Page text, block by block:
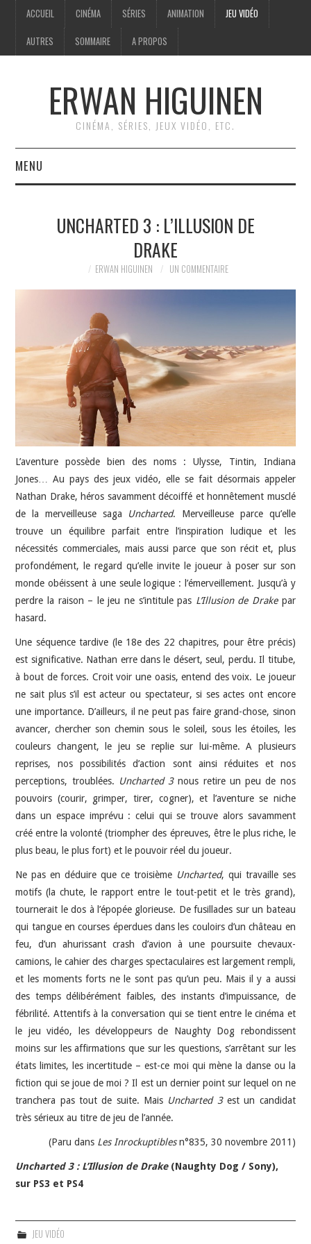
ACCUEIL CINÉMA SÉRIES ANIMATION JEU VIDÉO
AUTRES SOMMAIRE A PROPOS
ERWAN HIGUINEN
CINÉMA, SÉRIES, JEUX VIDÉO, ETC.
MENU
CINÉMA
JEU VIDÉO
AUTRES
SOMMAIRE
A PROPOS
UNCHARTED 3 : L’ILLUSION DE
DRAKE
ERWAN HIGUINEN UN COMMENTAIRE
L’aventure possède bien des noms : Ulysse, Tintin, Indiana
Jones… Au pays des jeux vidéo, elle se fait désormais appeler
Nathan Drake, héros savamment décoiffé et honnêtement musclé
de la merveilleuse saga
Uncharted. Merveilleuse parce qu’elle
trouve un équilibre parfait entre l’inspiration ludique et les
nécessités commerciales, mais aussi parce que son récit et, plus
profondément, le regard qu’elle invite le joueur à poser sur son
monde obéissent à une seule logique : l’émerveillement. Jusqu’à y
perdre la raison – le jeu ne s’intitule pas L’Illusion de Drakepar
hasard.
Une séquence tardive (le 18e des 22 chapitres, pour être précis)
est significative. Nathan erre dans le désert, seul, perdu. Il titube,
à bout de forces. Croit voir une oasis, entend des voix. Le joueur
ne sait plus s’il est acteur ou spectateur, si ses actes ont encore
une importance. D’ailleurs, il ne peut pas faire grand-chose, sinon
avancer, chercher son chemin sous le soleil, sous les étoiles, les
couleurs changent, le jeu se replie sur lui-même. A plusieurs
reprises, nos possibilités d’action sont ainsi réduites et nos
perceptions, troublées. Uncharted 3nous retire un peu de nos
pouvoirs (courir, grimper, tirer, cogner), et l’aventure se niche
dans un espace imprévu : celui qui se trouve alors savamment
créé entre la volonté (triompher des épreuves, être le plus riche, le
plus beau, le plus fort) et le pouvoir réel du joueur.
Ne pas en déduire que ce troisième Uncharted, qui travaille ses
motifs (la chute, le rapport entre le tout-petit et le très grand),
tournerait le dos à l’épopée glorieuse. De fusillades sur un bateau
qui tangue en courses éperdues dans les couloirs d’un château en
feu, d’un ahurissant crash d’avion à une poursuite chevaux-
camions, le cahier des charges spectaculaires est largement rempli,
et les moments forts ne le sont pas qu’un peu. Mais il y a aussi
des temps délibérément faibles, des instants d’impuissance, de
fébrilité. Attentifs à la conversation qui se tient entre le cinéma et
le jeu vidéo, les développeurs de Naughty Dog rebondissent
moins sur les affirmations que sur les questions, s’arrêtant sur les
états limites, les incertitude – est-ce moi qui mène la danse ou la
fiction qui se joue de moi ? Il est un dernier point sur lequel on ne
tranchera pas tout de suite. Mais Uncharted 3est un candidat
très sérieux au titre de jeu de l’année.
(Paru dans Les Inrockuptiblesn°835, 30 novembre 2011)
Uncharted 3 : L’Illusion de Drake(Naughty Dog / Sony),
sur PS3 et PS4
JEU VIDÉO